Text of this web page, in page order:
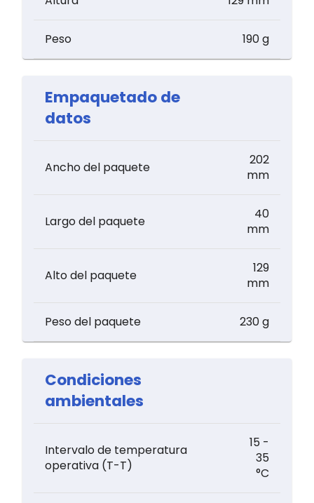
Peso 190 g
Empaquetado de
datos
Ancho del paquete
202
mm
Largo del paquete
40
mm
Alto del paquete
129
mm
Peso del paquete 230 g
Condiciones
ambientales
Intervalo de temperatura
operativa (T-T)
15 -
35
°C